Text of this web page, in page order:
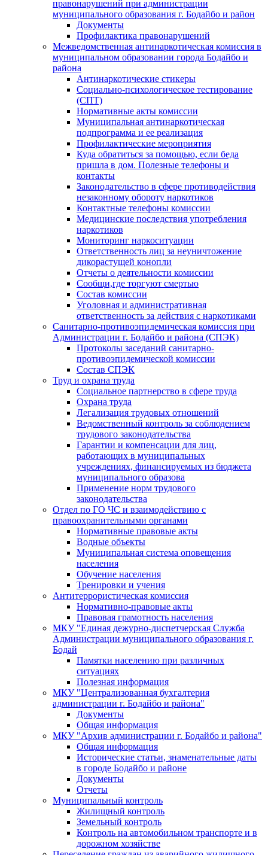
правонарушений при администрации
муниципального образования г. Бодайбо и район
Документы
Профилактика правонарушений
Межведомственная антинаркотическая комиссия в
муниципальном образовании города Бодайбо и
района
Антинаркотические стикеры
Социально-психологическое тестирование
(СПТ)
Нормативные акты комиссии
Муниципальная антинаркотическая
подпрограмма и ее реализация
Профилактические мероприятия
Куда обратиться за помощью, если беда
пришла в дом. Полезные телефоны и
контакты
Законодательство в сфере противодействия
незаконному обороту наркотиков
Контактные телефоны комиссии
Медицинские последствия употребления
наркотиков
Мониторинг наркоситуации
Ответственность лиц за неуничтожение
дикорастущей конопли
Отчеты о деятельности комиссии
Сообщи,где торгуют смертью
Состав комиссии
Уголовная и административная
ответственность за действия с наркотиками
Санитарно-противоэпидемическая комиссия при
Администрации г. Бодайбо и района (СПЭК)
Протоколы заседаний санитарно-
противоэпидемической комиссии
Состав СПЭК
Труд и охрана труда
Социальное партнерство в сфере труда
Охрана труда
Легализация трудовых отношений
Ведомственный контроль за соблюдением
трудового законодательства
Гарантии и компенсации для лиц,
работающих в муниципальных
учреждениях, финансируемых из бюджета
муниципального образова
Применение норм трудового
законодательства
Отдел по ГО ЧС и взаимодействию с
правоохранительными органами
Нормативные правовые акты
Водные объекты
Муниципальная система оповещения
населения
Обучение населения
Тренировки и учения
Антитеррористическая комиссия
Нормативно-правовые акты
Правовая грамотность населения
МКУ "Единая дежурно-диспетчерская Служба
Администрации муниципального образования г.
Бодай
Памятки населению при различных
ситуациях
Полезная информация
МКУ "Централизованная бухгалтерия
администрации г. Бодайбо и района"
Документы
Общая информация
МКУ "Архив администрации г. Бодайбо и района"
Общая информация
Исторические статьи, знаменательные даты
в городе Бодайбо и районе
Документы
Отчеты
Муниципальный контроль
Жилищный контроль
Земельный контроль
Контроль на автомобильном транспорте и в
дорожном хозяйстве